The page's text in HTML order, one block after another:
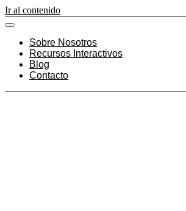
Ir al contenido
Sobre Nosotros
Recursos Interactivos
Blog
Contacto